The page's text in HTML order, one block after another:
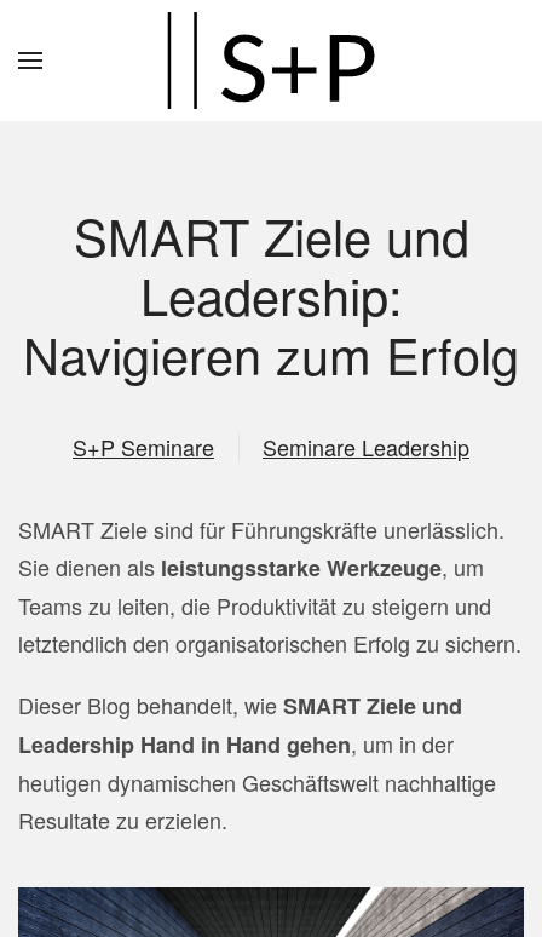
SMART Ziele und
Leadership:
Navigieren zum Erfolg
S+P Seminare Seminare Leadership
SMART Ziele sind für Führungskräfte unerlässlich.
Sie dienen als leistungsstarke Werkzeuge, um
Teams zu leiten, die Produktivität zu steigern und
letztendlich den organisatorischen Erfolg zu sichern.
Dieser Blog behandelt, wieSMART Ziele und
Leadership Hand in Hand gehen, um in der
heutigen dynamischen Geschäftswelt nachhaltige
Resultate zu erzielen.